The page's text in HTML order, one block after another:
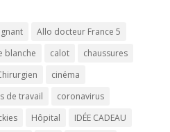
Allo docteur France 5
blanche calot
chaussures
cinéma
de travail
coronavirus
Hôpital
IDÉE CADEAU